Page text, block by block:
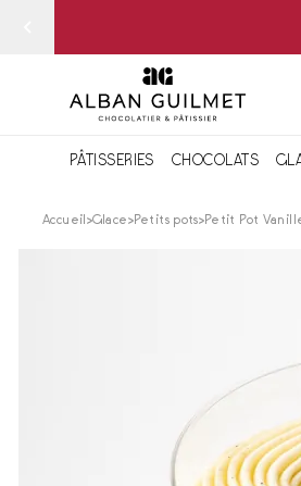
PÂTISSERIES CHOCOLATS
Accueil Glace Petits pots Petit Pot